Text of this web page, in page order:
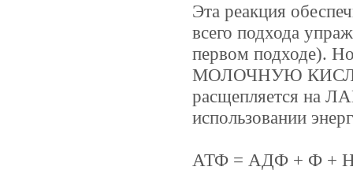
Эта реакция
всего подхода
первом подходе).
МОЛОЧНУЮ
расщепляется на
использовании
АТФ = АДФ + Ф + Н